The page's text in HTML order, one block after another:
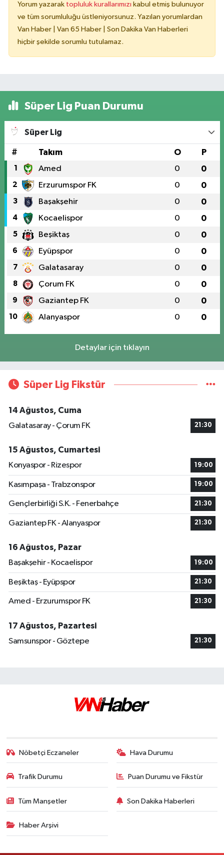
Yorum yazarak topluluk kurallarımızı kabul etmiş bulunuyor
ve tüm sorumluluğu üstleniyorsunuz. Yazılan yorumlardan
Van Haber | Van 65 Haber | Son Dakika Van Haberleri
hiçbir şekilde sorumlu tutulamaz.
Süper Lig Puan Durumu
Süper Lig
# Takım O P
1 Amed 0 0
2 Erzurumspor FK 0 0
3 Başakşehir 0 0
4 Kocaelispor 0 0
5 Beşiktaş 0 0
6 Eyüpspor 0 0
7 Galatasaray 0 0
8 Çorum FK 0 0
9 Gaziantep FK 0 0
10 Alanyaspor 0 0
Detaylar için tıklayın
Süper Lig Fikstür
14 Ağustos, Cuma
Galatasaray - Çorum FK
21:30
15 Ağustos, Cumartesi
Konyaspor - Rizespor
19:00
Kasımpaşa - Trabzonspor 19:00
Gençlerbirliği S.K. - Fenerbahçe 21:30
Gaziantep FK - Alanyaspor 21:30
16 Ağustos, Pazar
Başakşehir - Kocaelispor
19:00
Beşiktaş - Eyüpspor 21:30
Amed - Erzurumspor FK 21:30
17 Ağustos, Pazartesi
Samsunspor - Göztepe
21:30
Nöbetçi Eczaneler Hava Durumu
Trafik Durumu Puan Durumu ve Fikstür
Tüm Manşetler Son Dakika Haberleri
Haber Arşivi